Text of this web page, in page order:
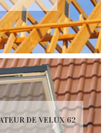
DE VELUX 62